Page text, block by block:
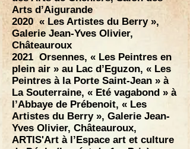
Arts d’Aigurande
2020 « Les Artistes du Berry »,
Galerie Jean-Yves Olivier,
Châteauroux
2021 Orsennes, « Les Peintres en
plein air » au Lac d’Eguzon, « Les
Peintres à la Porte Saint-Jean » à
La Souterraine, « Eté vagabond » à
l’Abbaye de Prébenoit, « Les
Artistes du Berry », Galerie Jean-
Yves Olivier, Châteauroux,
ARTIS'Art à l’Espace art et culture